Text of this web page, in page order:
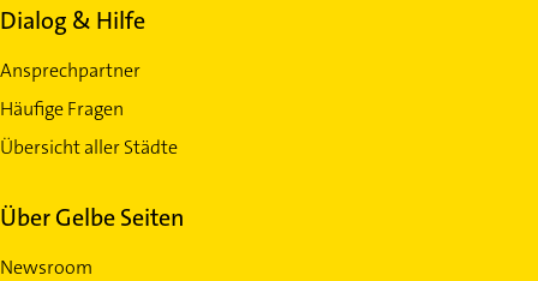
Dialog & Hilfe
Ansprechpartner
Häufige Fragen
Übersicht aller Städte
Über Gelbe Seiten
Newsroom